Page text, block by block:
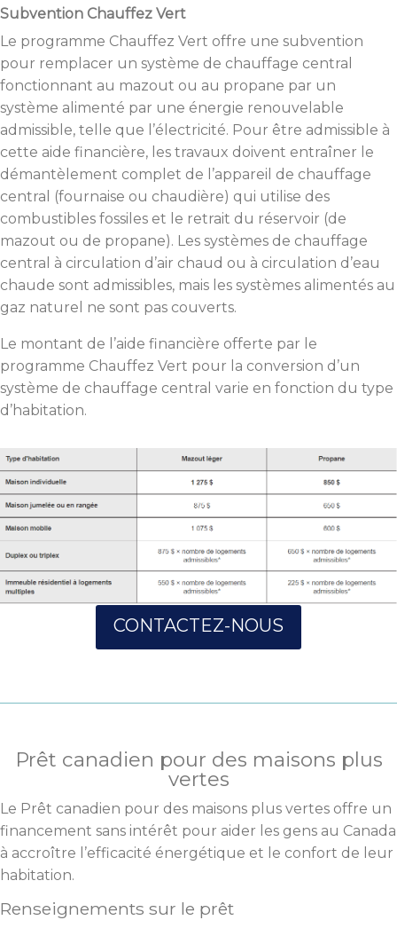
Subvention Chauffez Vert
Le programme Chauffez Vert offre une subvention
pour remplacer un système de chauffage central
fonctionnant au mazout ou au propane par un
système alimenté par une énergie renouvelable
admissible, telle que l’électricité. Pour être admissible à
cette aide financière, les travaux doivent entraîner le
démantèlement complet de l’appareil de chauffage
central (fournaise ou chaudière) qui utilise des
combustibles fossiles et le retrait du réservoir (de
mazout ou de propane). Les systèmes de chauffage
central à circulation d’air chaud ou à circulation d’eau
chaude sont admissibles, mais les systèmes alimentés au
gaz naturel ne sont pas couverts.
Le montant de l’aide financière offerte par le
programme Chauffez Vert pour la conversion d’un
système de chauffage central varie en fonction du type
d’habitation.
CONTACTEZ-NOUS
Prêt canadien pour des maisons plus
vertes
Le Prêt canadien pour des maisons plus vertes offre un
financement sans intérêt pour aider les gens au Canada
à accroître l’efficacité énergétique et le confort de leur
habitation.
Renseignements sur le prêt